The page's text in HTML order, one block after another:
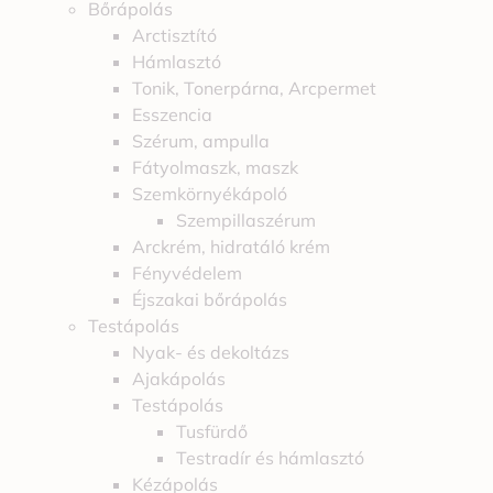
Bőrápolás
Arctisztító
Hámlasztó
Tonik, Tonerpárna, Arcpermet
Esszencia
Szérum, ampulla
Fátyolmaszk, maszk
Szemkörnyékápoló
Szempillaszérum
Arckrém, hidratáló krém
Fényvédelem
Éjszakai bőrápolás
Testápolás
Nyak- és dekoltázs
Ajakápolás
Testápolás
Tusfürdő
Testradír és hámlasztó
Kézápolás